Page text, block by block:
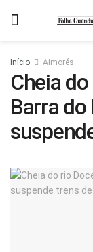
Início Aimorés
Cheia
Barra do